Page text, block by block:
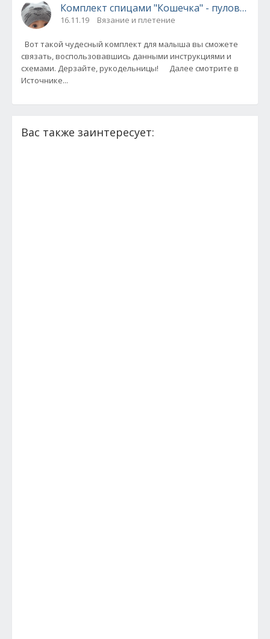
Комплект спицами "Кошечка" - пуловер,
16.11.19 Вязание и плетение
Вот такой чудесный комплект для малыша вы сможете
связать, воспользовавшись данными инструкциями и
схемами. Дерзайте, рукодельницы! Далее смотрите в
Источнике...
Вас также заинтересует: